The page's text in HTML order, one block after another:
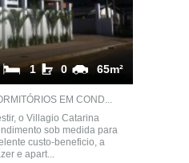
65m²
0
1
EM COND...
o Villagio Catarina
sob medida para
custo-beneficio, a
e apart...